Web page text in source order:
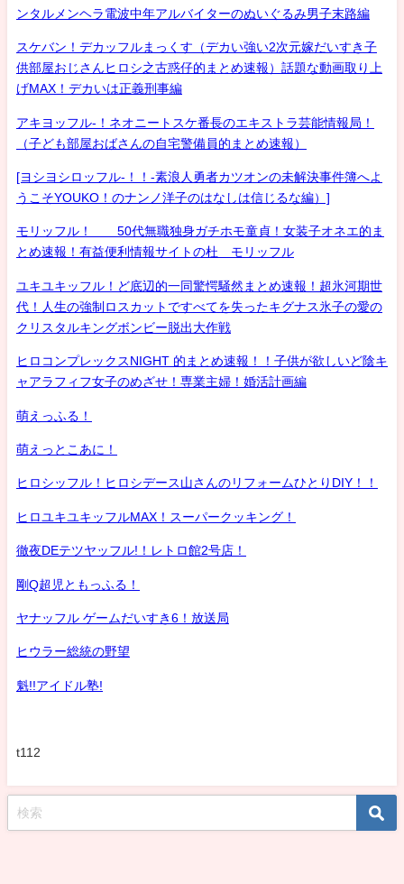
ンタルメンヘラ電波中年アルバイターのぬいぐるみ男子末路編
スケバン！デカッフルまっくす（デカい強い2次元嫁だいすき子
供部屋おじさんヒロシ之古惑仔的まとめ速報）話題な動画取り上
げMAX！デカいは正義刑事編
アキヨッフル-！ネオニートスケ番長のエキストラ芸能情報局！
（子ども部屋おばさんの自宅警備員的まとめ速報）
[ヨシヨシロッフル-！！-素浪人勇者カツオンの未解決事件簿へよ
うこそYOUKO！のナンノ洋子のはなしは信じるな編）]
モリッフル！ 50代無職独身ガチホモ童貞！女装子オネエ的ま
とめ速報！有益便利情報サイトの杜 モリッフル
ユキユキッフル！ど底辺的一同驚愕騒然まとめ速報！超氷河期世
代！人生の強制ロスカットですべてを失ったキグナス氷子の愛の
クリスタルキングボンビー脱出大作戦
ヒロコンプレックスNIGHT 的まとめ速報！！子供が欲しいど陰キ
ャアラフィフ女子のめざせ！専業主婦！婚活計画編
萌えっふる！
萌えっとこあに！
ヒロシッフル！ヒロシデース山さんのリフォームひとりDIY！！
ヒロユキユキッフルMAX！スーパークッキング！
徹夜DEテツヤッフル!！レトロ館2号店！
剛Q超児ともっふる！
ヤナッフル ゲームだいすき6！放送局
ヒウラー総統の野望
魁!!アイドル塾!
t112